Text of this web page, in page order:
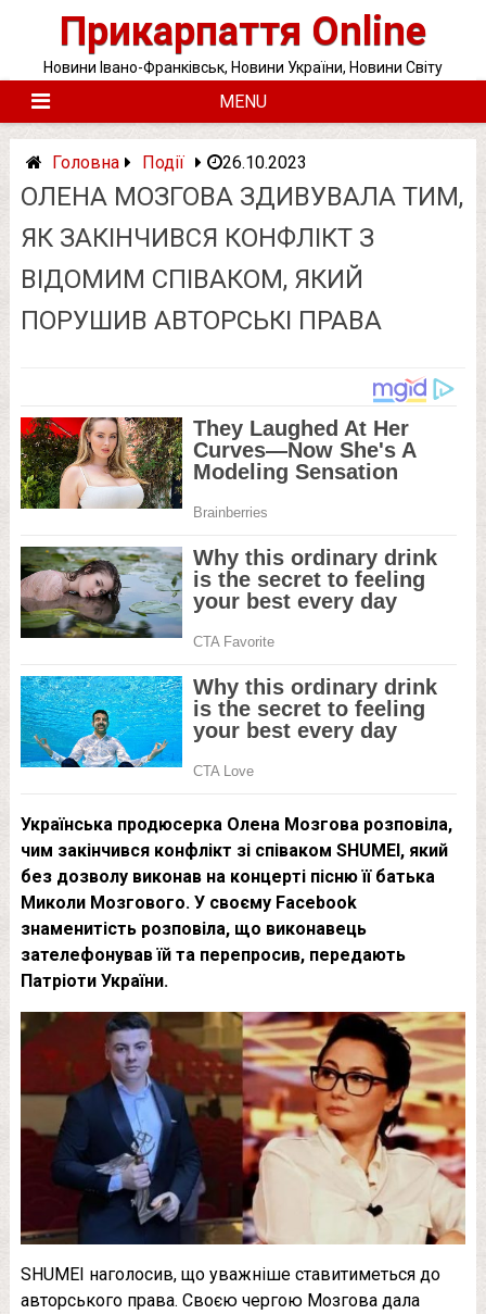
Прикарпаття Online
Новини Івано-Франківськ, Новини України, Новини Світу
MENU
Головна Події 26.10.2023
ОЛЕНА МОЗГОВА ЗДИВУВАЛА ТИМ,
ЯК ЗАКІНЧИВСЯ КОНФЛІКТ З
ВІДОМИМ СПІВАКОМ, ЯКИЙ
ПОРУШИВ АВТОРСЬКІ ПРАВА
Українська продюсерка Олена Мозгова розповіла,
чим закінчився конфлікт зі співаком SHUMEI, який
без дозволу виконав на концерті пісню її батька
Миколи Мозгового. У своєму Facebook
знаменитість розповіла, що виконавець
зателефонував їй та перепросив, передають
Патріоти України.
SHUMEI наголосив, що уважніше ставитиметься до
авторського права. Своєю чергою Мозгова дала